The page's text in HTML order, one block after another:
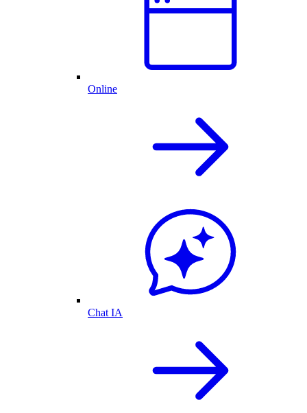
Online
Chat IA